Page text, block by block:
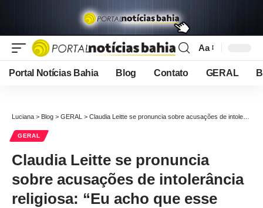
Font
Resizer
Aa
Portal Notícias Bahia Blog Contato GERAL
Luciana > Blog > GERAL > Claudia Leitte se pronuncia sobre acusações de intolerância religiosa: “Eu acho que esse assunto é muito sério”
GERAL
Claudia Leitte se pronuncia
sobre acusações de intolerância
religiosa: “Eu acho que esse